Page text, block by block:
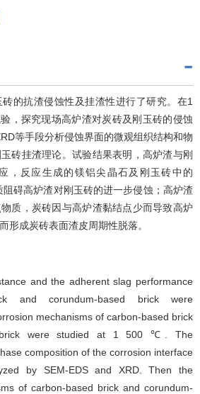
的抗渣侵蚀性及挂渣性进行了研究。在1
，探究现场高炉渣对炭砖及刚玉砖的侵蚀
等手段分析侵蚀界面的微观组织结构和物
砖挂渣理论。试验结果表明，高炉渣与刚
，反应生成的镁铝尖晶石及刚玉砖中的
碍高炉渣对刚玉砖的进一步侵蚀；高炉渣
质，炭砖因与高炉渣黏结点少而导致高炉
形成炭砖表面渣皮周期性脱落。
and the adherent slag performance
and corundum-based brick were
mechanisms of carbon-based brick
brick were studied at 1 500 ℃. The
composition of the corrosion interface
by SEM-EDS and XRD. Then the
of carbon-based brick and corundum-